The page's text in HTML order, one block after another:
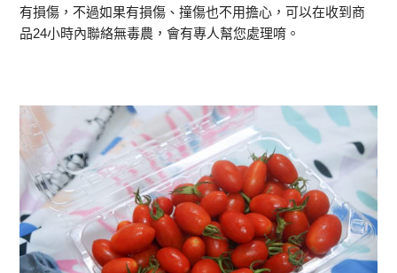
有損傷，不過如果有損傷、撞傷也不用擔心，可以在收到商
品24小時內聯絡無毒農，會有專人幫您處理唷。